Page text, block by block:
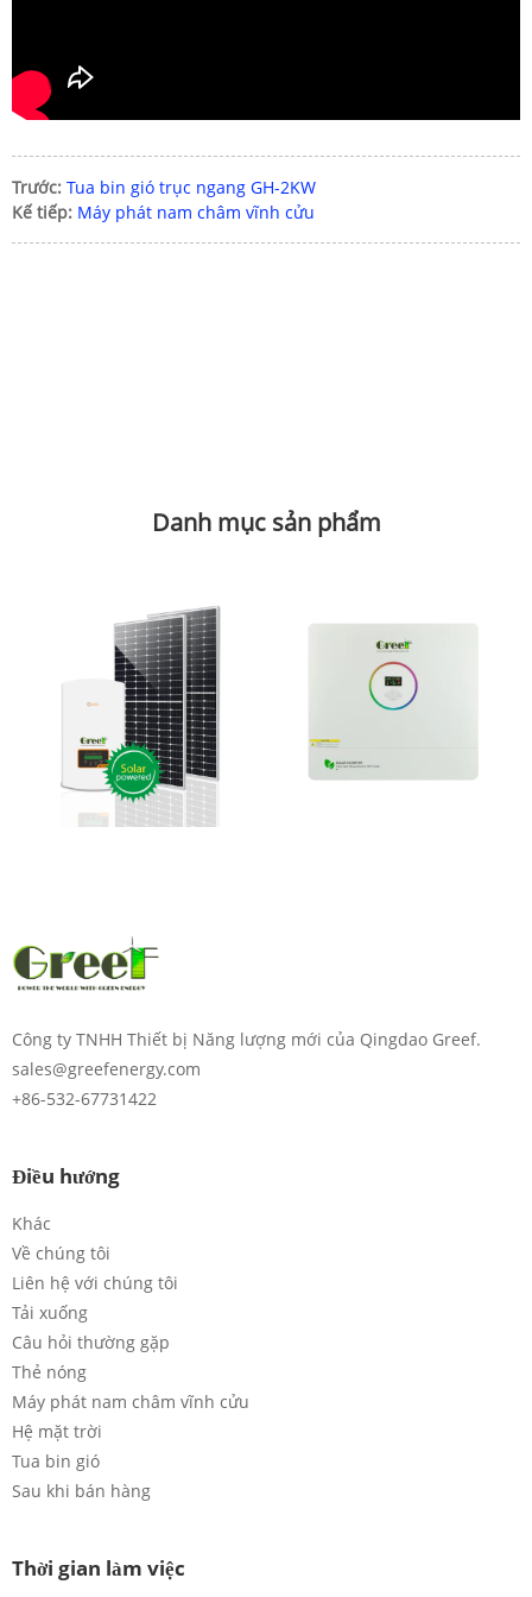
Trước: Tua bin gió trục ngang GH-2KW
Kế tiếp: Máy phát nam châm vĩnh cửu
Danh mục sản phẩm
Công ty TNHH Thiết bị Năng lượng mới của Qingdao Greef.
sales@greefenergy.com
+86-532-67731422
Điều hướng
Khác
Về chúng tôi
Liên hệ với chúng tôi
Tải xuống
Câu hỏi thường gặp
Thẻ nóng
Máy phát nam châm vĩnh cửu
Hệ mặt trời
Tua bin gió
Sau khi bán hàng
Thời gian làm việc
Vui lòng nhập mật khẩu